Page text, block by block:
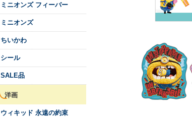
ミニオンズ フィーバー
ミニオンズ
ちいかわ
シール
SALE品
洋画
ウィキッド 永遠の約束